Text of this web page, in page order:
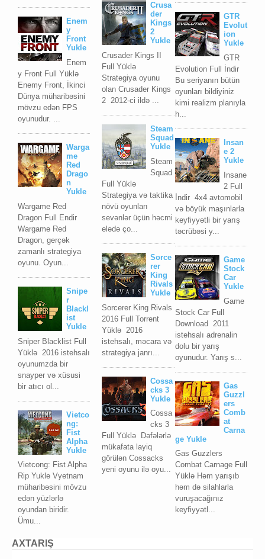
Enem
y
Front
Yukle
Enem
y Front Full Yüklə
Enemy Front, İkinci
Dünya müharibəsini
mövzu edən FPS
oyunudur. ...
Warga
me
Red
Drago
n
Yukle
Wargame Red
Dragon Full Endir
Wargame Red
Dragon, gerçək
zamanlı strategiya
oyunu. Oyun...
Snipe
r
Blackl
ist
Yukle
Sniper Blacklist Full
Yüklə 2016 istehsalı
oyunumzda bir
snayper və xüsusi
bir atıcı ol...
Vietco
ng:
Fist
Alpha
Yukle
Vietcong: Fist Alpha
Rip Yukle Vyetnam
müharibəsini mövzu
edən yüzlərlə
oyundan biridir.
Ümu...
GTR
Evolut
ion
Yukle
GTR
Evolution Full İndir
Bu seriyanın bütün
oyunları bildiyiniz
kimi realizm planıyla
h...
Insan
e 2
Yukle
Insane
2 Full
İndir 4x4 avtomobil
və böyük maşınlarla
keyfiyyətli bir yarış
təcrübəsi y...
Game
Stock
Car
Yukle
Game
Stock Car Full
Download 2011
istehsalı adrenalin
dolu bir yarış
oyunudur. Yarış s...
Gas
Guzzl
ers
Comb
at
Carna
ge Yukle
Gas Guzzlers
Combat Carnage Full
Yüklə Həm yarışıb
həm də silahlarla
vuruşacağınız
keyfiyyətl...
Crusa
der
Kings
2
Yukle
Crusader Kings II
Full Yüklə
Strategiya oyunu
olan Crusader Kings
2 2012-ci ildə ...
Steam
Squad
Yukle
Steam
Squad
Full Yüklə
Strategiya və taktika
növü oyunları
sevənlər üçün həcmi
elədə ço...
Sorce
rer
King
Rivals
Yukle
Sorcerer King Rivals
2016 Full Torrent
Yüklə 2016
istehsalı, məcara və
strategiya janrı...
Cossa
cks 3
Yukle
Cossa
cks 3
Full Yüklə Dəfələrlə
mükafata layiq
görülən Cossacks
yeni oyunu ilə oyu...
AXTARIŞ